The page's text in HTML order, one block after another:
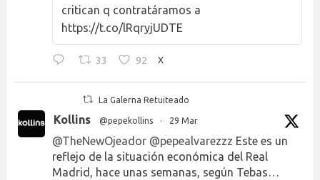
critican q contratáramos a
https://t.co/lRqryjUDTE
33 92 X
La Galerna Retuiteado
Kollins @pepekollins · 29 Mar
@TheNewOjeador @pepealvarezzz Este es un
reflejo de la situación económica del Real
Madrid, hace unas semanas, según Tebas…